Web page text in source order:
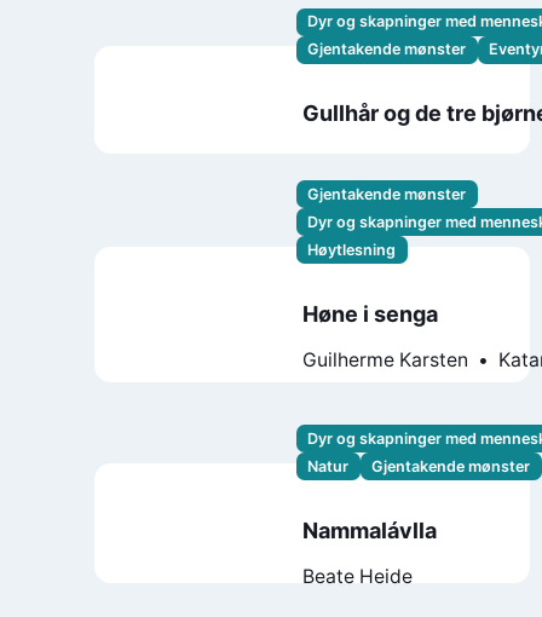
Dyr og skapninger med
Gjentakende mønster
Gullhår og de tre
Gjentakende mønster
Dyr og skapninger med
Høytlesning
Høne i senga
Guilherme Karsten
Dyr og skapninger med
Natur
Gjentakende mønster
Nammalávlla
Beate Heide